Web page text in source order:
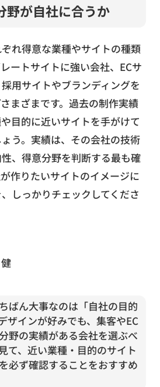
野が自社に合うか
れ得意な業種やサイトの種類
ートサイトに強い会社、ECサ
用サイトやブランディングを
まざまです。過去の制作実績
目的に近いサイトを手がけて
う。実績は、その会社の技術
、得意分野を判断する最も確
作りたいサイトのイメージに
しっかりチェックしてくださ
ばん大事なのは「自社の目的
ザインが好みでも、集客やEC
野の実績がある会社を選ぶべ
て、近い業種・目的のサイト
必ず確認することをおすすめ